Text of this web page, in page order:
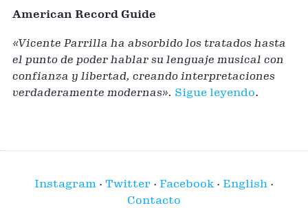
American Record Guide
«Vicente Parrilla ha absorbido los tratados hasta
el punto de poder hablar su lenguaje musical con
confianza y libertad, creando interpretaciones
verdaderamente modernas». Sigue leyendo.
Instagram · Twitter · Facebook · English ·
Contacto